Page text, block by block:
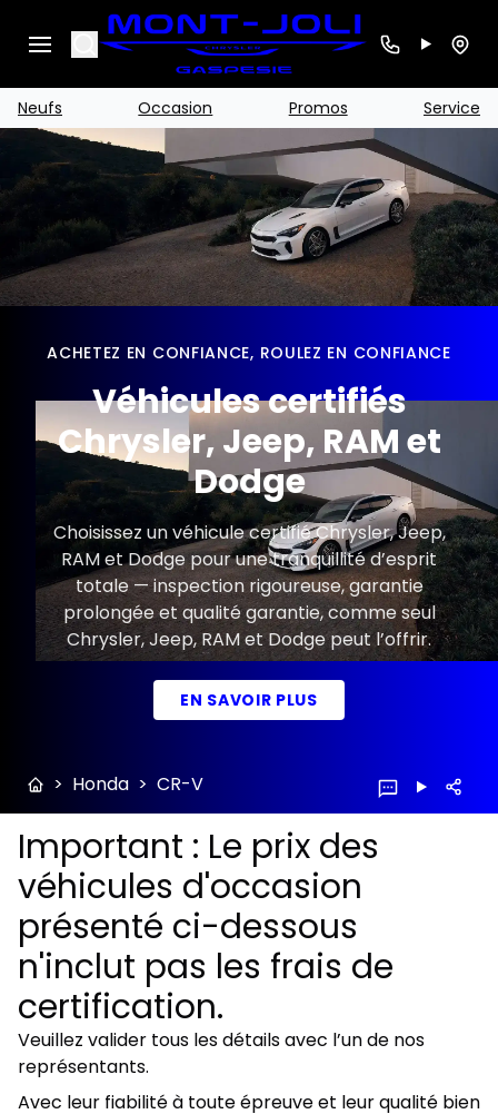
Search
Neufs Occasion Promos Service
ACHETEZ EN CONFIANCE, ROULEZ EN CONFIANCE
Véhicules certifiés
Chrysler, Jeep, RAM et
Dodge
Choisissez un véhicule certifié Chrysler, Jeep,
RAM et Dodge pour une tranquillité d’esprit
totale — inspection rigoureuse, garantie
prolongée et qualité garantie, comme seul
Chrysler, Jeep, RAM et Dodge peut l’offrir.
EN SAVOIR PLUS
> Honda > CR-V
Important : Le prix des
véhicules d'occasion
présenté ci-dessous
n'inclut pas les frais de
certification.
Veuillez valider tous les détails avec l’un de nos
représentants.
Avec leur fiabilité à toute épreuve et leur qualité bien